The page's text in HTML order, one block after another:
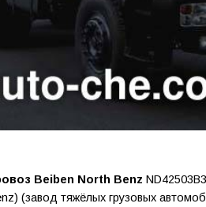
Beiben North Benz
(завод тяжёлых грузовых